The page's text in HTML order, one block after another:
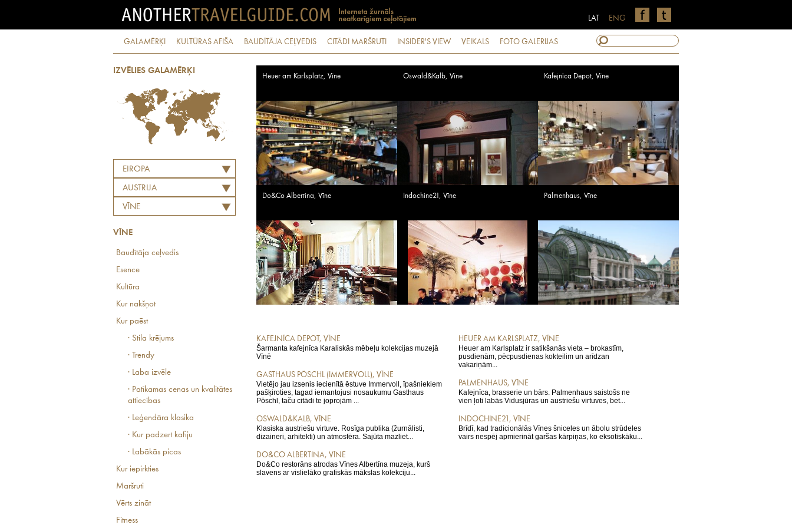
ENG
LAT
GALAMĒRĶI KULTŪRAS AFIŠA BAUDĪTĀJA CEĻVEDIS CITĀDI MARŠRUTI INSIDER'S VIEW VEIKALS FOTO GALERIJAS
IZVĒLIES GALAMĒRĶI
EIROPA
AUSTRIJA
VĪNE
VĪNE
Baudītāja ceļvedis
Esence
Kultūra
Kur nakšņot
Kur paēst
· Stila krējums
· Trendy
· Laba izvēle
· Patīkamas cenas un kvalitātes
attiecības
· Leģendāra klasika
· Kur padzert kafiju
· Labākās picas
Kur iepirkties
Maršruti
Vērts zināt
Fitness
Heuer am Karlsplatz, Vīne Oswald&Kalb, Vīne Kafejnīca Depot, Vīne
Do&Co Albertina, Vīne Indochine21, Vīne Palmenhaus, Vīne
KAFEJNĪCA DEPOT, VĪNE
Šarmanta kafejnīca Karaliskās mēbeļu kolekcijas muzejā
Vīnē
GASTHAUS PÖSCHL (IMMERVOLL), VĪNE
Vietējo jau izsenis iecienītā ēstuve Immervoll, īpašniekiem
pašķiroties, tagad iemantojusi nosaukumu Gasthaus
Pöschl, taču citādi te joprojām ...
OSWALD&KALB, VĪNE
Klasiska austriešu virtuve. Rosīga publika (žurnālisti,
dizaineri, arhitekti) un atmosfēra. Sajūta mazliet...
DO&CO ALBERTINA, VĪNE
Do&Co restorāns atrodas Vīnes Albertīna muzeja, kurš
slavens ar vislielāko grafiskās mākslas kolekciju...
HEUER AM KARLSPLATZ, VĪNE
Heuer am Karlsplatz ir satikšanās vieta – brokastīm,
pusdienām, pēcpusdienas kokteilim un arīdzan
vakariņām...
PALMENHAUS, VĪNE
Kafejnīca, brasserie un bārs. Palmenhaus saistošs ne
vien ļoti labās Vidusjūras un austriešu virtuves, bet...
INDOCHINE21, VĪNE
Brīdī, kad tradicionālās Vīnes šniceles un ābolu strūdeles
vairs nespēj apmierināt garšas kārpiņas, ko eksotiskāku...